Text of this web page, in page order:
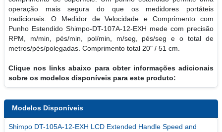
operação mais segura do que os medidores portáteis
tradicionais. O Medidor de Velocidade e Comprimento com
Punho Estendido Shimpo-DT-107A-12-EXH mede com precisão
RPM, m/min, pés/min, pol/min, m/seg, pés/seg e o total de
metros/pés/polegadas. Comprimento total 20" / 51 cm.
Clique nos links abaixo para obter informações adicionais
sobre os modelos disponíveis para este produto:
Modelos Disponíveis
Shimpo DT-105A-12-EXH LCD Extended Handle Speed and